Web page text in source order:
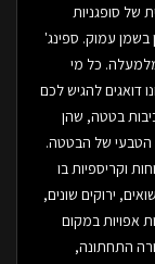
של סופגניות
בשמן עמוק. ספינג'
כל מי
דואגים להגיש לכם
בטטה, שהן
הטבעי של הבטטה.
וקריספיות בו
ירוקים שונים,
אפויות במקום
התחתונה,